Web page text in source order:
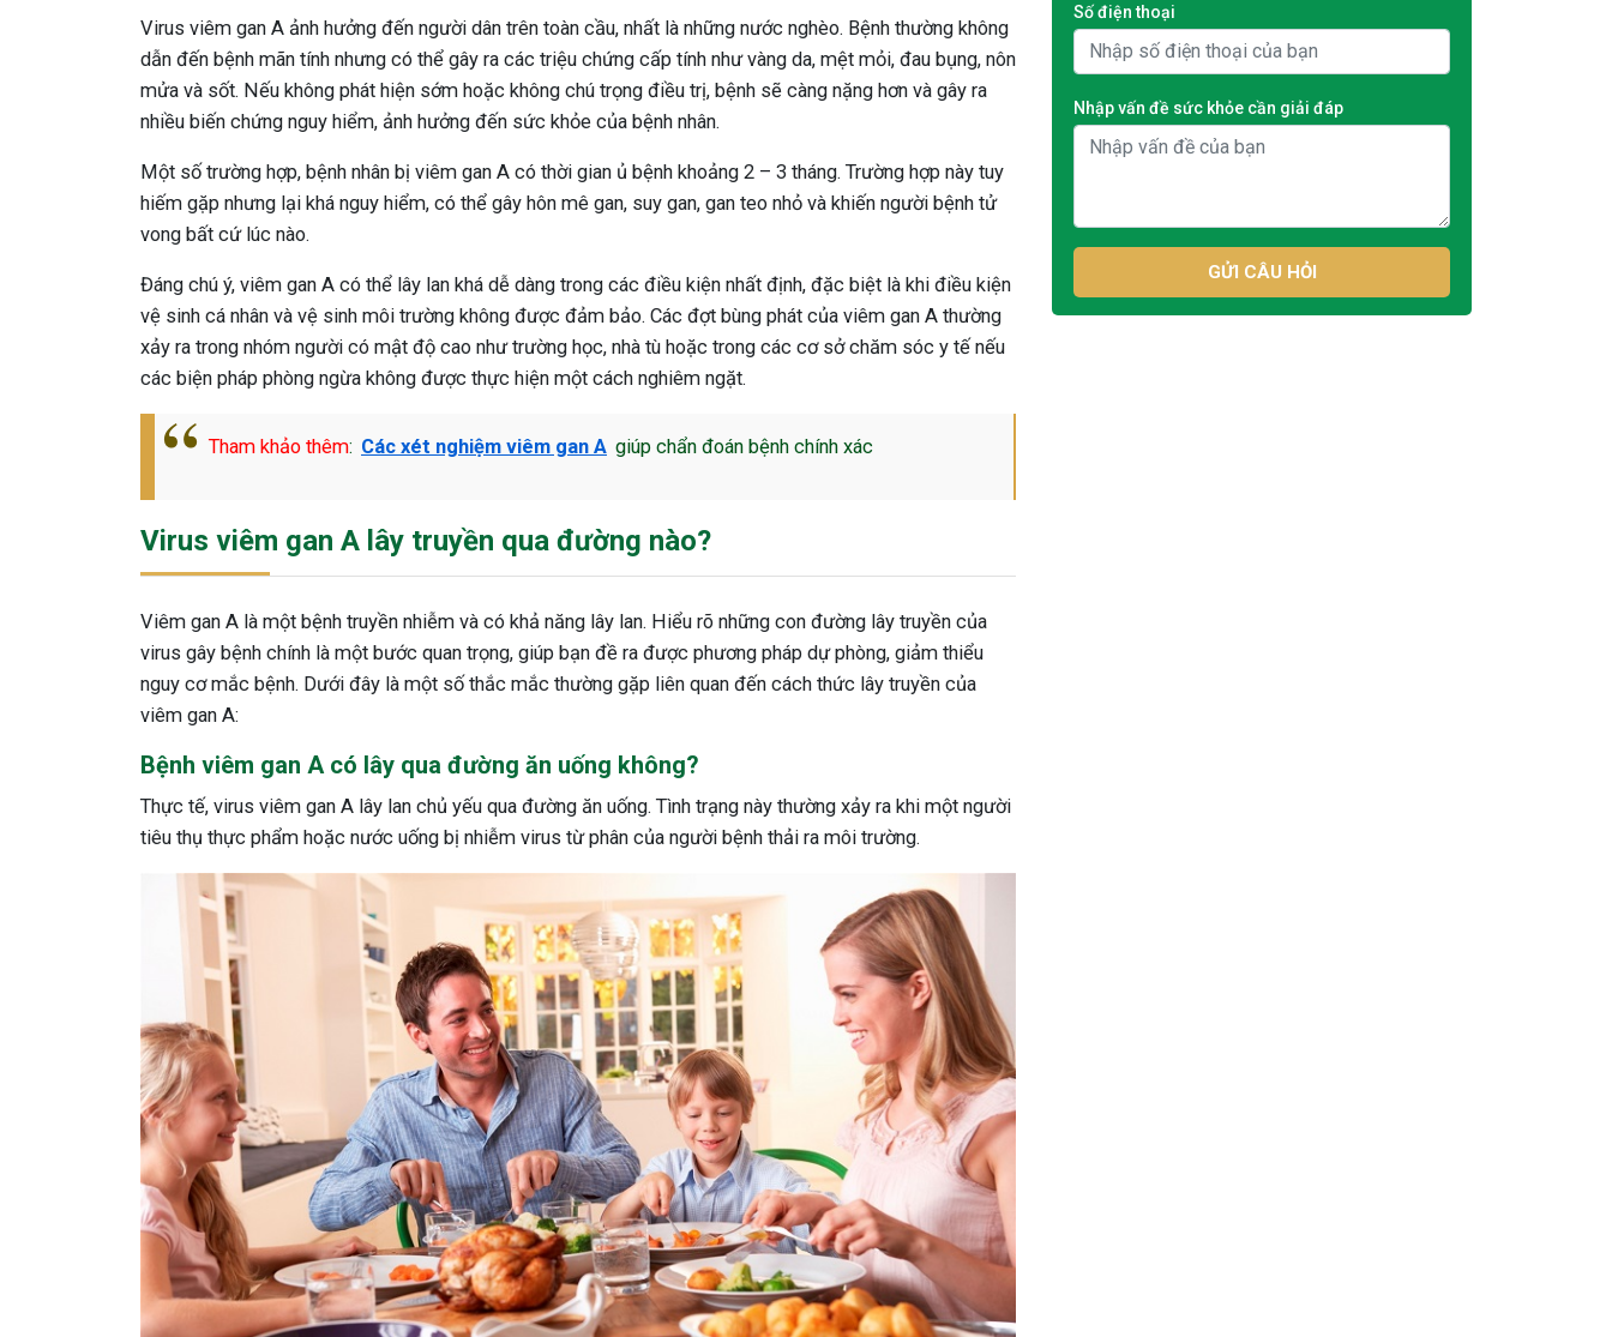
Virus viêm gan A ảnh hưởng đến người dân trên toàn cầu, nhất là những nước nghèo. Bệnh thường không
dẫn đến bệnh mãn tính nhưng có thể gây ra các triệu chứng cấp tính như vàng da, mệt mỏi, đau bụng, nôn
mửa và sốt. Nếu không phát hiện sớm hoặc không chú trọng điều trị, bệnh sẽ càng nặng hơn và gây ra
nhiều biến chứng nguy hiểm, ảnh hưởng đến sức khỏe của bệnh nhân.
Một số trường hợp, bệnh nhân bị viêm gan A có thời gian ủ bệnh khoảng 2 – 3 tháng. Trường hợp này tuy
hiếm gặp nhưng lại khá nguy hiểm, có thể gây hôn mê gan, suy gan, gan teo nhỏ và khiến người bệnh tử
vong bất cứ lúc nào.
Đáng chú ý, viêm gan A có thể lây lan khá dễ dàng trong các điều kiện nhất định, đặc biệt là khi điều kiện
vệ sinh cá nhân và vệ sinh môi trường không được đảm bảo. Các đợt bùng phát của viêm gan A thường
xảy ra trong nhóm người có mật độ cao như trường học, nhà tù hoặc trong các cơ sở chăm sóc y tế nếu
các biện pháp phòng ngừa không được thực hiện một cách nghiêm ngặt.
Tham khảo thêm: Các xét nghiệm viêm gan A giúp chẩn đoán bệnh chính xác
Virus viêm gan A lây truyền qua đường nào?
Viêm gan A là một bệnh truyền nhiễm và có khả năng lây lan. Hiểu rõ những con đường lây truyền của
virus gây bệnh chính là một bước quan trọng, giúp bạn đề ra được phương pháp dự phòng, giảm thiểu
nguy cơ mắc bệnh. Dưới đây là một số thắc mắc thường gặp liên quan đến cách thức lây truyền của
viêm gan A:
Bệnh viêm gan A có lây qua đường ăn uống không?
Thực tế, virus viêm gan A lây lan chủ yếu qua đường ăn uống. Tình trạng này thường xảy ra khi một người
tiêu thụ thực phẩm hoặc nước uống bị nhiễm virus từ phân của người bệnh thải ra môi trường.
Số điện thoại
Nhập vấn đề sức khỏe cần giải đáp
GỬI CÂU HỎI